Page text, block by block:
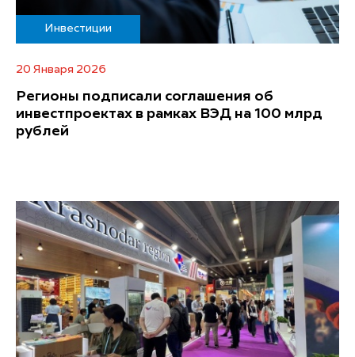
Инвестиции
20 Января 2026
Регионы подписали соглашения об
инвестпроектах в рамках ВЭД на 100 млрд
рублей